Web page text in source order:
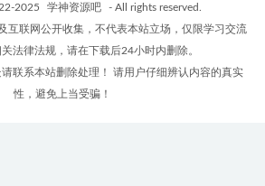
2025 学神资源吧
- All rights reserved.
互联网公开收集，不代表本站立场，仅限学习交流
法律法规，请在下载后24小时内删除。
联系本站删除处理！ 请用户仔细辨认内容的真实
性，避免上当受骗！